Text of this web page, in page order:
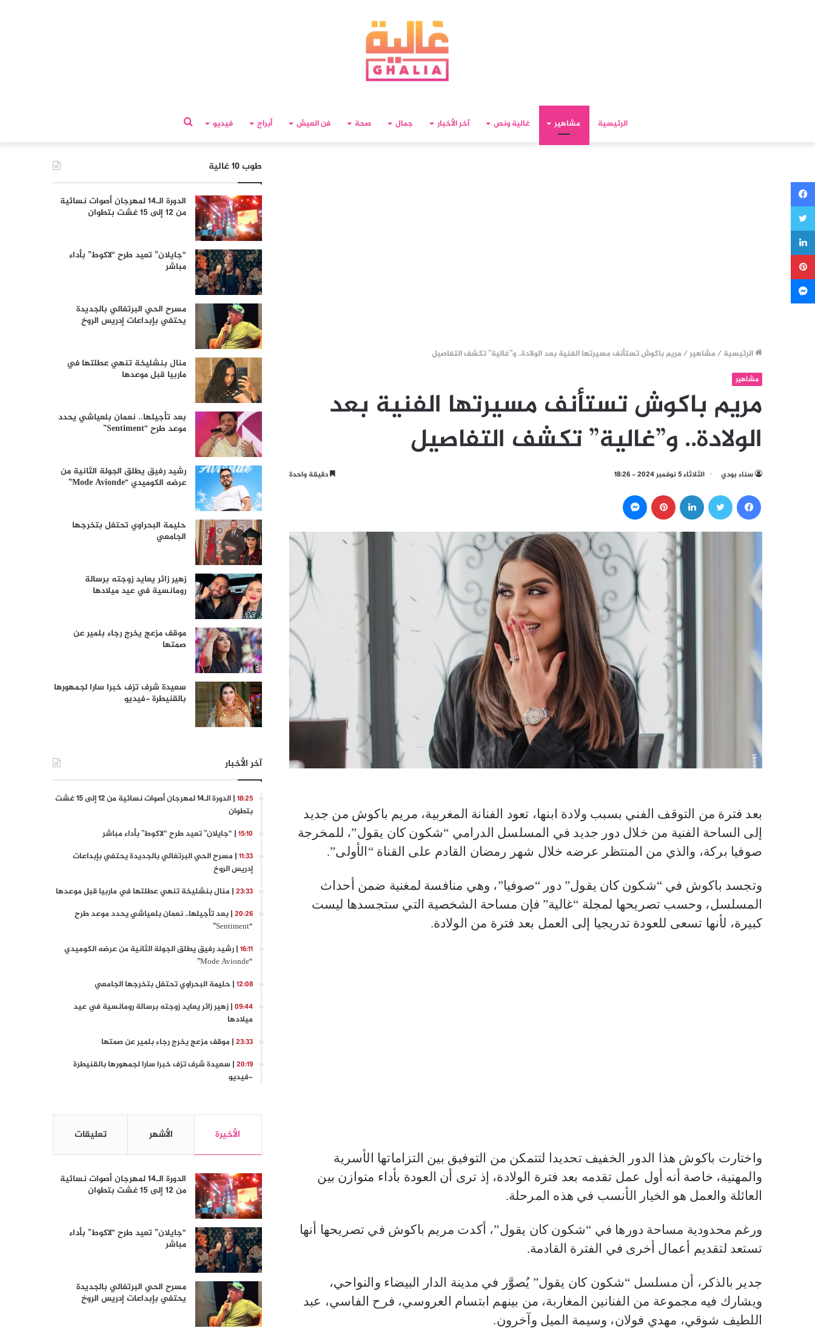
الرئيسية مشاهير غالية ونص آخر الأخبار جمال صحة فن العيش أبراج فيديو
الرئيسية / مشاهير/ مريم باكوش تستأنف مسيرتها الفنية بعد الولادة.. و”غالية” تكشف التفاصيل
مشاهير
مريم باكوش تستأنف مسيرتها الفنية بعد
الولادة.. و”غالية” تكشف التفاصيل
سناء بودي الثلاثاء 5 نوفمبر 2024 - 18:26 دقيقة واحدة
بعد فترة من التوقف الفني بسبب ولادة ابنها، تعود الفنانة المغربية، مريم باكوش من جديد
إلى الساحة الفنية من خلال دور جديد في المسلسل الدرامي “شكون كان يقول”، للمخرجة
صوفيا بركة، والذي من المنتظر عرضه خلال شهر رمضان القادم على القناة “الأولى”.
وتجسد باكوش في “شكون كان يقول” دور “صوفيا”، وهي منافسة لمغنية ضمن أحداث
المسلسل، وحسب تصريحها لمجلة “غالية” فإن مساحة الشخصية التي ستجسدها ليست
كبيرة، لأنها تسعى للعودة تدريجيا إلى العمل بعد فترة من الولادة.
واختارت باكوش هذا الدور الخفيف تحديدا لتتمكن من التوفيق بين التزاماتها الأسرية
والمهنية، خاصة أنه أول عمل تقدمه بعد فترة الولادة، إذ ترى أن العودة بأداء متوازن بين
العائلة والعمل هو الخيار الأنسب في هذه المرحلة.
ورغم محدودية مساحة دورها في “شكون كان يقول”، أكدت مريم باكوش في تصريحها أنها
تستعد لتقديم أعمال أخرى في الفترة القادمة.
جدير بالذكر، أن مسلسل “شكون كان يقول” يُصوَّر في مدينة الدار البيضاء والنواحي،
ويشارك فيه مجموعة من الفنانين المغاربة، من بينهم ابتسام العروسي، فرح الفاسي، عبد
اللطيف شوقي، مهدي فولان، وسيمة الميل وآخرون.
طوب 10 غالية
الدورة الـ14 لمهرجان أصوات نسائية
من 12 إلى 15 غشت بتطوان
“جايلان” تعيد طرح “لاكوط” بأداء
مباشر
مسرح الحي البرتغالي بالجديدة
يحتفي بإبداعات إدريس الروخ
منال بنشليخة تنهي عطلتها في
ماربيا قبل موعدها
بعد تأجيلها.. نعمان بلعياشي يحدد
موعد طرح “Sentiment”
رشيد رفيق يطلق الجولة الثانية من
عرضه الكوميدي “Mode Avionde”
حليمة البحراوي تحتفل بتخرجها
الجامعي
زهير زائر يعايد زوجته برسالة
رومانسية في عيد ميلادها
موقف مزعج يخرج رجاء بلمير عن
صمتها
سعيدة شرف تزف خبرا سارا لجمهورها
بالقنيطرة -فيديو
آخر الأخبار
18:25
| الدورة الـ14 لمهرجان أصوات نسائية من 12 إلى 15 غشت
بتطوان
15:10 | “جايلان” تعيد طرح “لاكوط” بأداء مباشر
11:33 | مسرح الحي البرتغالي بالجديدة يحتفي بإبداعات
إدريس الروخ
23:33 | منال بنشليخة تنهي عطلتها في ماربيا قبل موعدها
20:26 | بعد تأجيلها.. نعمان بلعياشي يحدد موعد طرح
“Sentiment”
16:11 | رشيد رفيق يطلق الجولة الثانية من عرضه الكوميدي
“Mode Avionde”
12:08 | حليمة البحراوي تحتفل بتخرجها الجامعي
09:44 | زهير زائر يعايد زوجته برسالة رومانسية في عيد
ميلادها
23:33 | موقف مزعج يخرج رجاء بلمير عن صمتها
20:19 | سعيدة شرف تزف خبرا سارا لجمهورها بالقنيطرة
-فيديو
الأخيرة الأشهر تعليقات
الدورة الـ14 لمهرجان أصوات نسائية
من 12 إلى 15 غشت بتطوان
“جايلان” تعيد طرح “لاكوط” بأداء
مباشر
مسرح الحي البرتغالي بالجديدة
يحتفي بإبداعات إدريس الروخ